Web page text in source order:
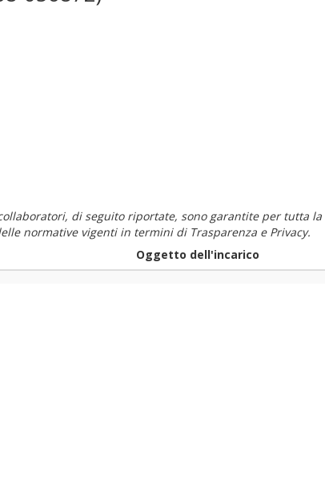
di seguito riportate, sono garantite per tutta
normative vigenti in termini di Trasparenza e Privacy.
Oggetto dell'incarico